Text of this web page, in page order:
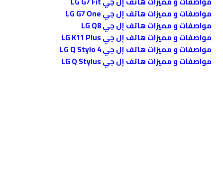
مواصفات و مميزات هاتف إل جي LG G7 One
مواصفات و مميزات هاتف إل جي LG Q8
مواصفات و مميزات هاتف إل جي LG K11 Plus
مواصفات و مميزات هاتف إل جي LG Q Stylo 4
مواصفات و مميزات هاتف إل جي LG Q Stylus